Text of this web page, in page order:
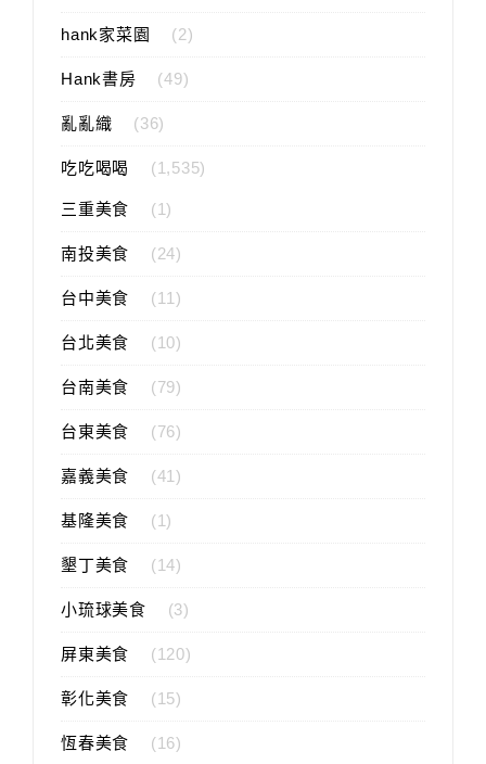
hank家菜園 (2)
Hank書房 (49)
亂亂織 (36)
吃吃喝喝 (1,535)
三重美食 (1)
南投美食 (24)
台中美食 (11)
台北美食 (10)
台南美食 (79)
台東美食 (76)
嘉義美食 (41)
基隆美食 (1)
墾丁美食 (14)
小琉球美食 (3)
屏東美食 (120)
彰化美食 (15)
恆春美食 (16)